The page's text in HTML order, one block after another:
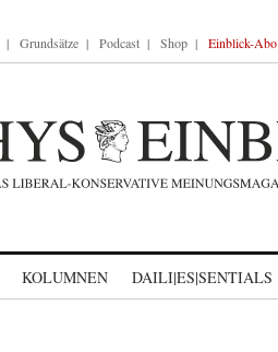
Grundsätze Podcast Shop Einblick-Abo
KOLUMNEN DAILI|ES|SENTIALS